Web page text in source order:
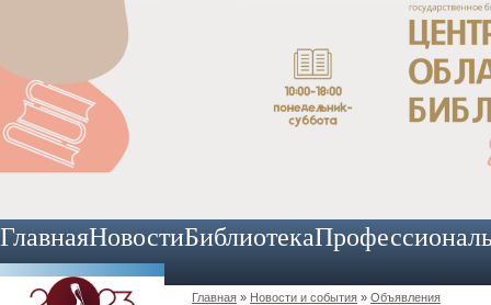
ГлавнаяНовостиБиблиотека
Главная » Новости и события » Объявления